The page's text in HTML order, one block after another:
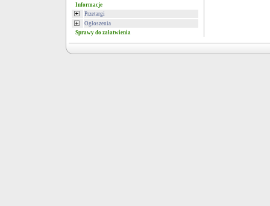
Informacje
Przetargi
Ogłoszenia
Sprawy do załatwienia